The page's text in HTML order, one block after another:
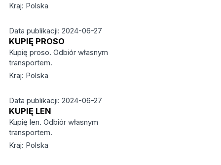
Kraj: Polska
Data publikacji: 2024-06-27
KUPIĘ PROSO
Kupię proso. Odbiór własnym
transportem.
Kraj: Polska
Data publikacji: 2024-06-27
KUPIĘ LEN
Kupię len. Odbiór własnym
transportem.
Kraj: Polska